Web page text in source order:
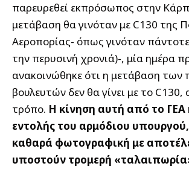
παρευρεθεί εκπρόσωπος στην
μετάβαση θα γινόταν με C130 της
Αεροπορίας- όπως γινόταν πάντοτε
την περυσινή χρονιά)-, μία ημέρα
ανακοινώθηκε ότι η μετάβαση των
βουλευτών δεν θα γίνει με το C130,
τρόπο. Η κίνηση αυτή από το ΓΕΑ
εντολής του αρμόδιου
καθαρά φωτογραφική με
υποστούν τρομερή